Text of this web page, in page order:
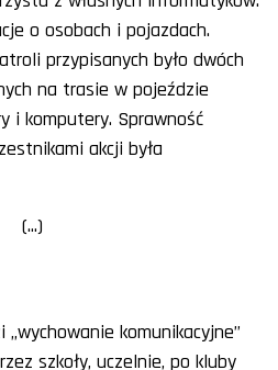
o osobach i pojazdach.
przypisanych było dwóch
na trasie w pojeździe
i komputery. Sprawność
akcji była
(...)
komunikacyjne”
szkoły, uczelnie, po kluby